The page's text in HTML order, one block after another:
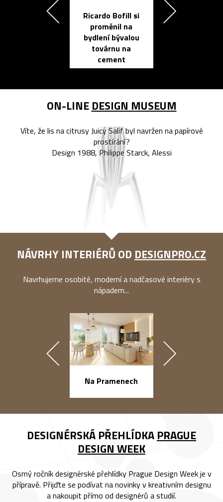
Ricardo Bofill si
proměnil na
bydlení bývalou
továrnu na
cement
ON-LINE DESIGN MUSEUM
Víte, že lis na citrusy Juicy Salif byl navržen na papírové
prostírání?
Design 1988, Philippe Starck, Alessi
NÁVRHY INTERIÉRŮ OD DESIGNPRO.CZ
Navrhujeme osobité, moderní a nadčasové interiéry s
nápadem...
Na Pramenech
DESIGNÉRSKÁ PŘEHLÍDKA PRAGUE
DESIGN WEEK
Osmý ročník designérské přehlídky Prague Design Week je v
přípravě. Přijďte se podívat na novinky v kreativním designu
a nakoupit přímo od designérů a studií.